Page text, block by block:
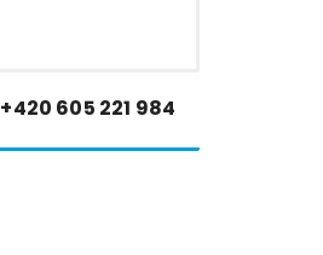
+420 605 221 984